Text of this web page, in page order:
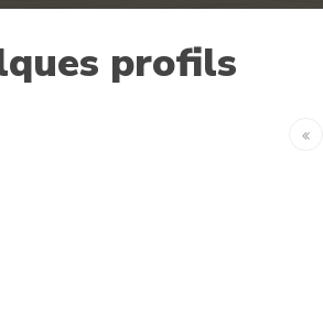
profils